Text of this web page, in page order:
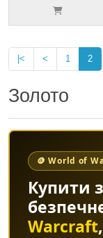
|< < 1 2
Золото
🪙 World of
Купити
Warcraft